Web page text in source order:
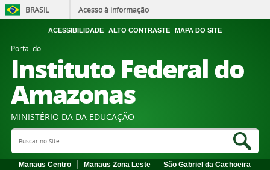
BRASIL Acesso à informação
ACESSIBILIDADE ALTO CONTRASTE MAPA DO SITE
Portal do
Instituto Federal do
Amazonas
MINISTÉRIO DA DA EDUCAÇÃO
Search Site
Manaus Centro Manaus Zona Leste
São Gabriel da Cachoeira